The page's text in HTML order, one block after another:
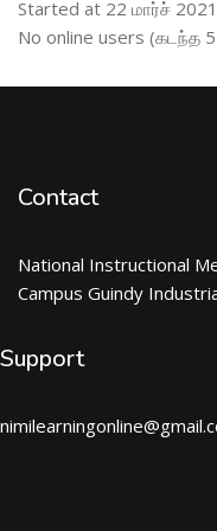
Started at 22 மார்ச் 2021
இணைப்புநிலைப் பயனாளர்
No online users (கடந்த
Contact
National Instructional
Campus Guindy
Support